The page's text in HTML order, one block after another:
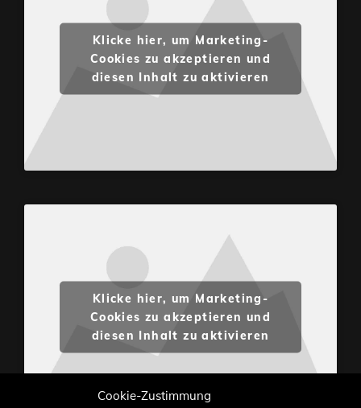
Cookie-Zustimmung
Klicke hier, um Marketing-
Cookies zu akzeptieren und
diesen Inhalt zu aktivieren
Klicke hier, um Marketing-
Cookies zu akzeptieren und
diesen Inhalt zu aktivieren